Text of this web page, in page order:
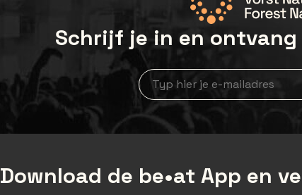
Schrijf je in en
Nieuwsbrief aanmelding
Download de be•at App en